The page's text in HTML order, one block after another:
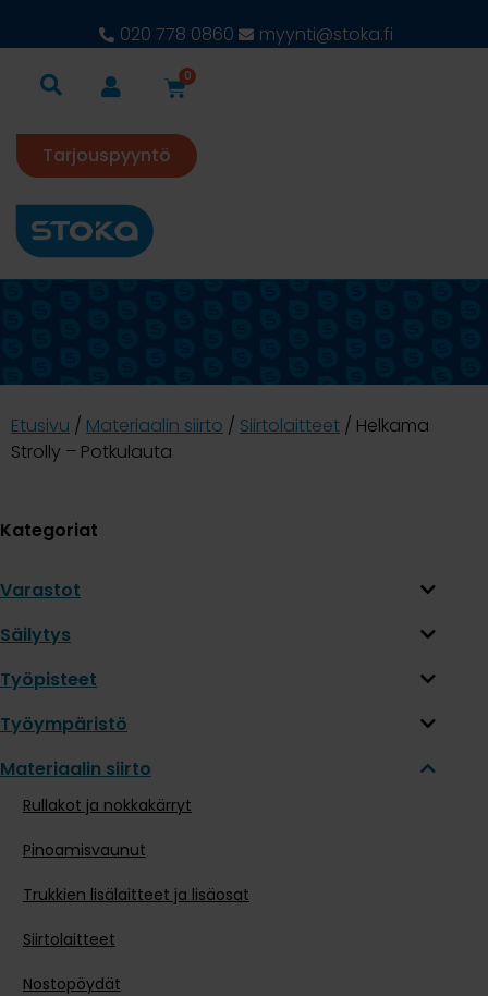
020 778 0860 myynti@stoka.fi
0
Tarjouspyyntö
Etusivu / Materiaalin siirto / Siirtolaitteet / Helkama
Strolly – Potkulauta
Kategoriat
Varastot
Säilytys
Työpisteet
Työympäristö
Materiaalin siirto
Rullakot ja nokkakärryt
Pinoamisvaunut
Trukkien lisälaitteet ja lisäosat
Siirtolaitteet
Nostopöydät